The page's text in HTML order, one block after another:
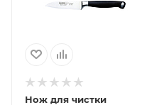
Нож для чистки